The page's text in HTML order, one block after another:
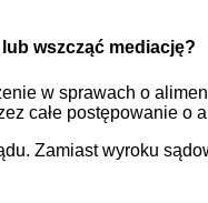
wszcząć mediację?
w sprawach o
całe postępowanie o
Zamiast wyroku